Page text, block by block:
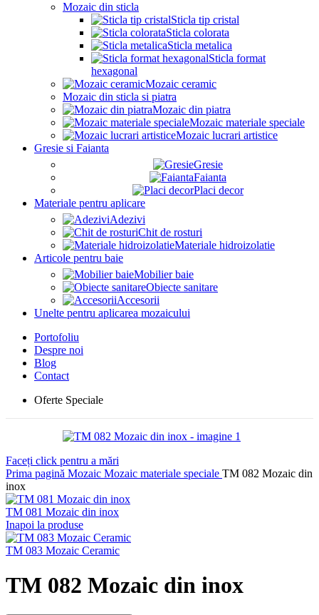
Mozaic din sticla
Sticla tip cristal
Sticla colorata
Sticla metalica
Sticla format
hexagonal
Mozaic ceramic
Mozaic din sticla si piatra
Mozaic din piatra
Mozaic materiale speciale
Mozaic lucrari artistice
Gresie si Faianta
Gresie
Faianta
Placi decor
Materiale pentru aplicare
Adezivi
Chit de rosturi
Materiale hidroizolatie
Articole pentru baie
Mobilier baie
Obiecte sanitare
Accesorii
Unelte pentru aplicarea mozaicului
Portofoliu
Despre noi
Blog
Contact
Oferte Speciale
Faceți click pentru a mări
Prima pagină Mozaic Mozaic materiale speciale TM 082 Mozaic din
inox
TM 081 Mozaic din inox
Inapoi la produse
TM 083 Mozaic Ceramic
TM 082 Mozaic din inox